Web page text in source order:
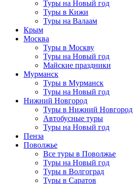
Туры на Новый год
Туры в Кижи
Туры на Валаам
Крым
Москва
Туры в Москву
Туры на Новый год
Майские праздники
Мурманск
Туры в Мурманск
Туры на Новый год
Нижний Новгород
Туры в Нижний Новгород
Автобусные туры
Туры на Новый год
Пенза
Поволжье
Все туры в Поволжье
Туры на Новый год
Туры в Волгоград
Туры в Саратов